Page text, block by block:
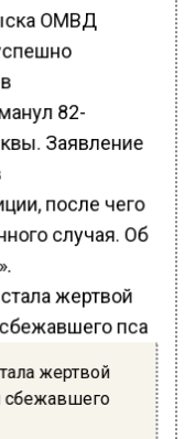
ОМВД
82-
Заявление
после чего
случая. Об
жертвой
сбежавшего